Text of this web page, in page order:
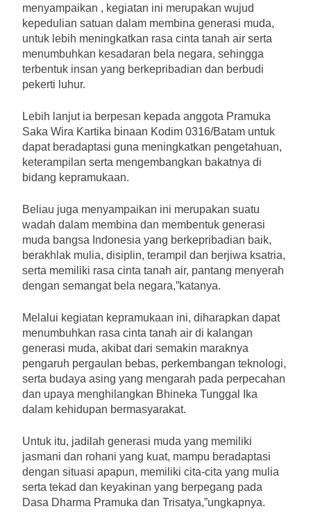
menyampaikan , kegiatan ini merupakan wujud
kepedulian satuan dalam membina generasi muda,
untuk lebih meningkatkan rasa cinta tanah air serta
menumbuhkan kesadaran bela negara, sehingga
terbentuk insan yang berkepribadian dan berbudi
pekerti luhur.
Lebih lanjut ia berpesan kepada anggota Pramuka
Saka Wira Kartika binaan Kodim 0316/Batam untuk
dapat beradaptasi guna meningkatkan pengetahuan,
keterampilan serta mengembangkan bakatnya di
bidang kepramukaan.
Beliau juga menyampaikan ini merupakan suatu
wadah dalam membina dan membentuk generasi
muda bangsa Indonesia yang berkepribadian baik,
berakhlak mulia, disiplin, terampil dan berjiwa ksatria,
serta memiliki rasa cinta tanah air, pantang menyerah
dengan semangat bela negara,”katanya.
Melalui kegiatan kepramukaan ini, diharapkan dapat
menumbuhkan rasa cinta tanah air di kalangan
generasi muda, akibat dari semakin maraknya
pengaruh pergaulan bebas, perkembangan teknologi,
serta budaya asing yang mengarah pada perpecahan
dan upaya menghilangkan Bhineka Tunggal Ika
dalam kehidupan bermasyarakat.
Untuk itu, jadilah generasi muda yang memiliki
jasmani dan rohani yang kuat, mampu beradaptasi
dengan situasi apapun, memiliki cita-cita yang mulia
serta tekad dan keyakinan yang berpegang pada
Dasa Dharma Pramuka dan Trisatya,”ungkapnya.